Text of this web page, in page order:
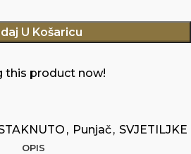
U Košaricu
this product now!
, Punjač, SVJETILJKE
OPIS